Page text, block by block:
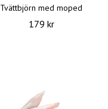
Tvättbjörn med moped
179 kr